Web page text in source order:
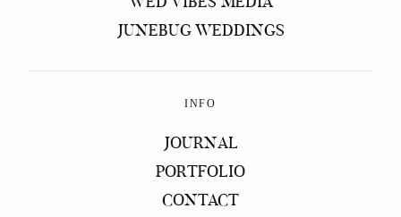
WED VIBES MEDIA
JUNEBUG WEDDINGS
INFO
JOURNAL
PORTFOLIO
CONTACT